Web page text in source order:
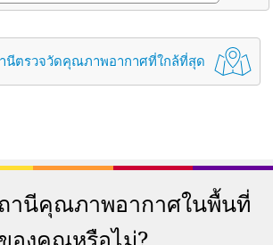
นีตรวจวัดคุณภาพอากาศที่ใกล้ที่สุด
านีคุณภาพอากาศในพื้นที่